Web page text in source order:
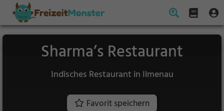
Sharma’s Restaurant
Indisches Restaurant in Ilmenau
Favorit speichern